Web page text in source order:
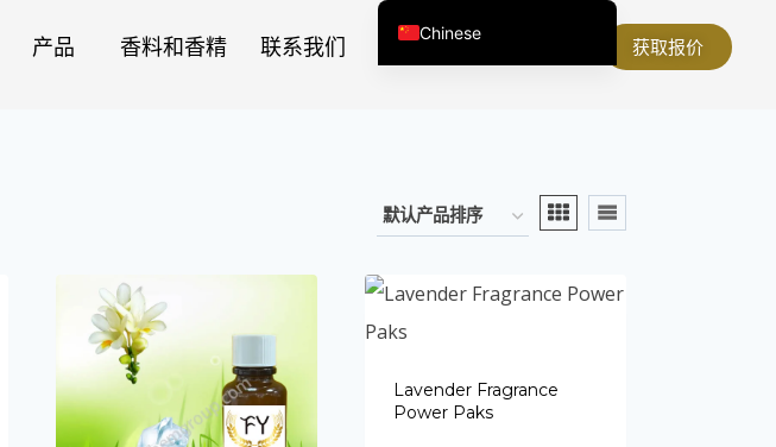
产品 香料和香精 联系我们 关于我们 获取报价
Lavender Fragrance
Power Paks
Chinese
English (United States)
Spanish (Peru)
Kazakh
Kyrgyz
Thai